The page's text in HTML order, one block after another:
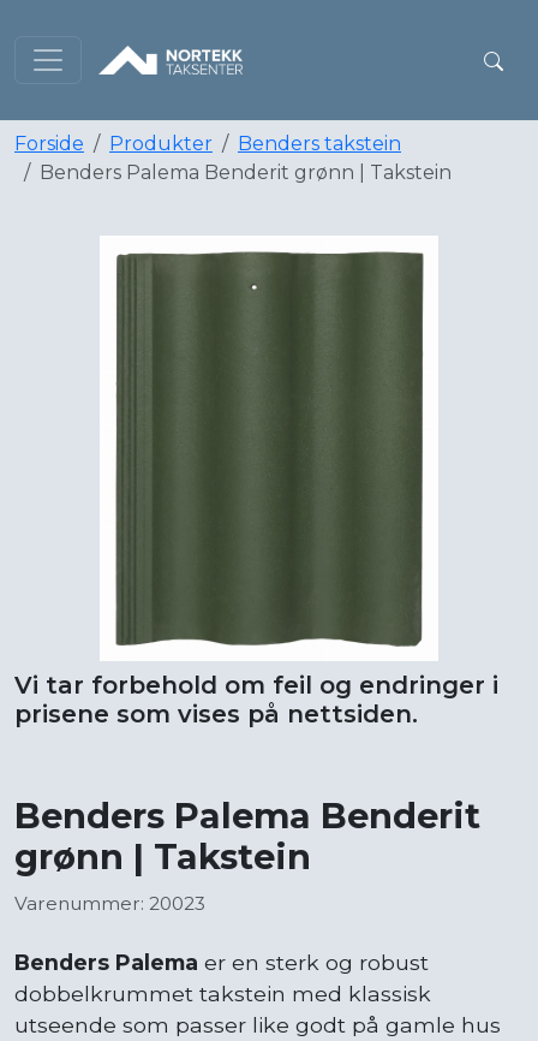
Forside Produkter
Benders takstein
Benders Palema Benderit grønn | Takstein
Vi tar forbehold om feil og endringer i
prisene som vises på nettsiden.
Benders Palema Benderit
grønn | Takstein
Varenummer: 20023
Benders Palema er en sterk og robust
dobbelkrummet takstein med klassisk
utseende som passer like godt på gamle hus